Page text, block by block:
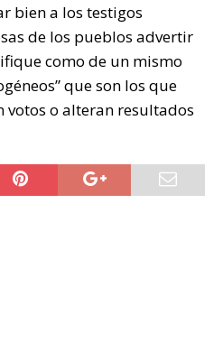
bien a los testigos
de los pueblos advertir
como de un mismo
que son los que
votos o alteran resultados